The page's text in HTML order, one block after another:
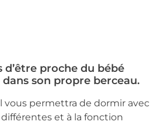
proche du bébé
son propre berceau.
vous permettra de dormir avec
et à la fonction